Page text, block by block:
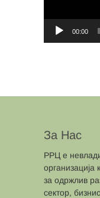
00:00
За Нас
РРЦ е
организација
за одржлив
сектор,